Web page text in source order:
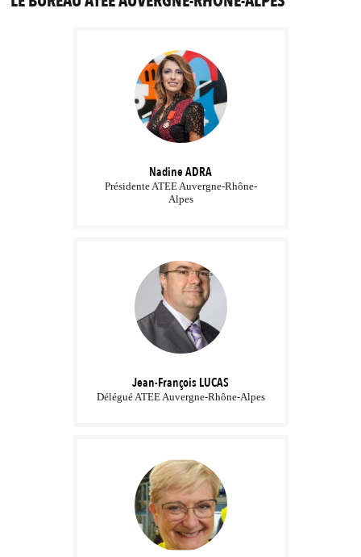
NadineADRA
Présidente ATEE Auvergne-Rhône-
Alpes
Jean-François LUCAS
Délégué ATEE Auvergne-Rhône-Alpes